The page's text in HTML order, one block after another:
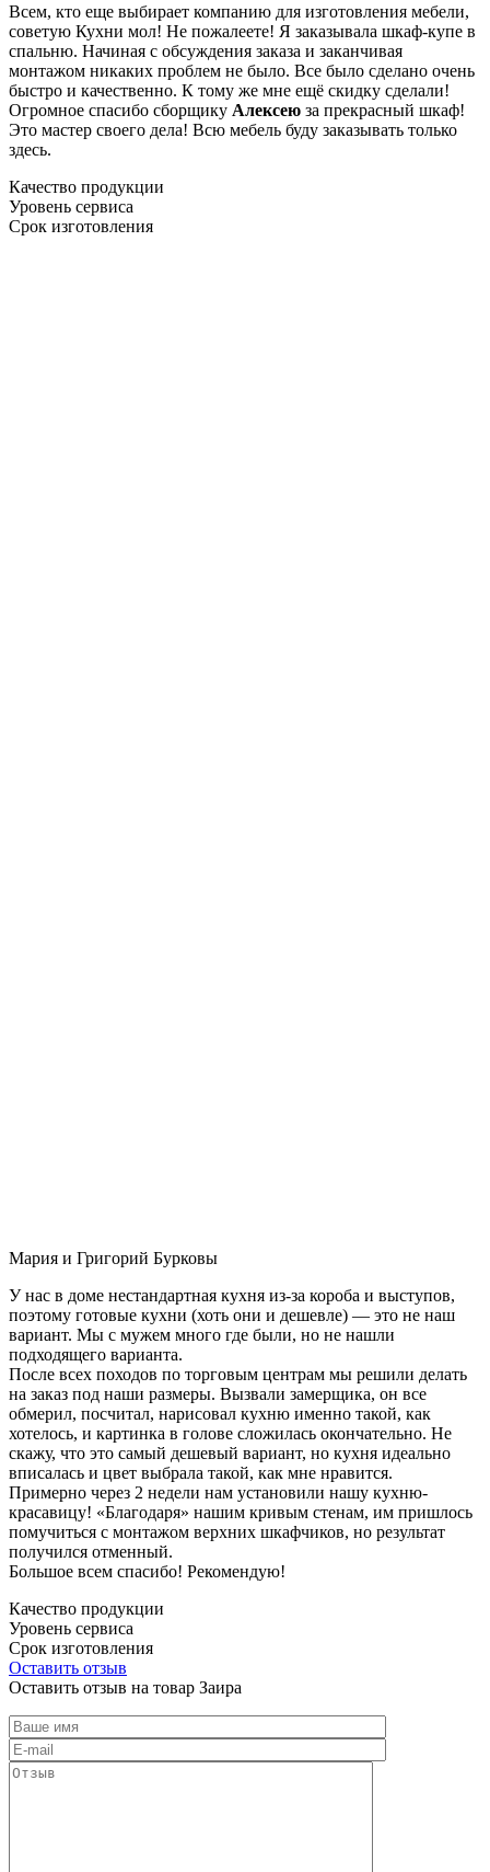
Всем, кто еще выбирает компанию для изготовления мебели,
советую Кухни мол! Не пожалеете! Я заказывала шкаф-купе в
спальню. Начиная с обсуждения заказа и заканчивая
монтажом никаких проблем не было. Все было сделано очень
быстро и качественно. К тому же мне ещё скидку сделали!
Огромное спасибо сборщику Алексею за прекрасный шкаф!
Это мастер своего дела! Всю мебель буду заказывать только
здесь.
Качество продукции
Уровень сервиса
Срок изготовления
Мария и Григорий Бурковы
У нас в доме нестандартная кухня из-за короба и выступов,
поэтому готовые кухни (хоть они и дешевле) — это не наш
вариант. Мы с мужем много где были, но не нашли
подходящего варианта.
После всех походов по торговым центрам мы решили делать
на заказ под наши размеры. Вызвали замерщика, он все
обмерил, посчитал, нарисовал кухню именно такой, как
хотелось, и картинка в голове сложилась окончательно. Не
скажу, что это самый дешевый вариант, но кухня идеально
вписалась и цвет выбрала такой, как мне нравится.
Примерно через 2 недели нам установили нашу кухню-
красавицу! «Благодаря» нашим кривым стенам, им пришлось
помучиться с монтажом верхних шкафчиков, но результат
получился отменный.
Большое всем спасибо! Рекомендую!
Качество продукции
Уровень сервиса
Срок изготовления
Оставить отзыв
Оставить отзыв на товар Заира